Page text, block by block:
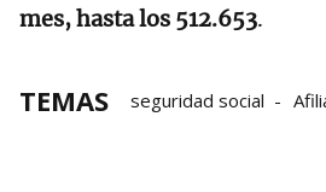
mes, hasta los 512.653.
TEMAS seguridad social